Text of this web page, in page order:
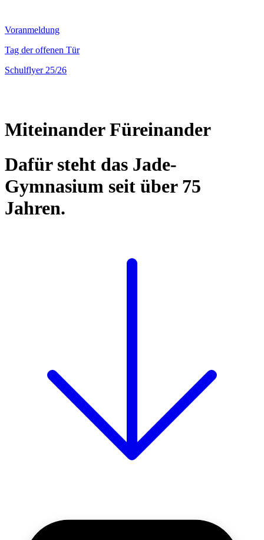
Voranmeldung
Tag der offenen Tür
Schulflyer 25/26
Miteinander Füreinander
Dafür steht das Jade-
Gymnasium seit über 75
Jahren.